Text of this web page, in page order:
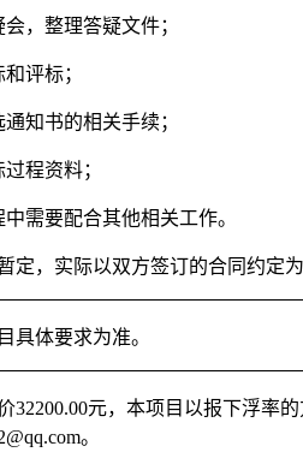
，整理答疑文件；
评标；
知书的相关手续；
程资料；
需要配合其他相关工作。
定，实际以双方签订的合同约定为
具体要求为准。
32200.00元， 本项目以报下浮率
。